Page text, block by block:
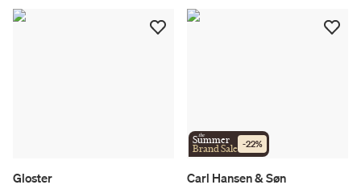
Gloster
the
Summer
Brand Sale -22%
Carl Hansen & Søn